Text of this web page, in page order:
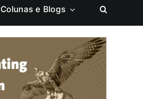
Cruzeiro
Jardim Botânico
Pelas Cidades
Colunas e Blogs